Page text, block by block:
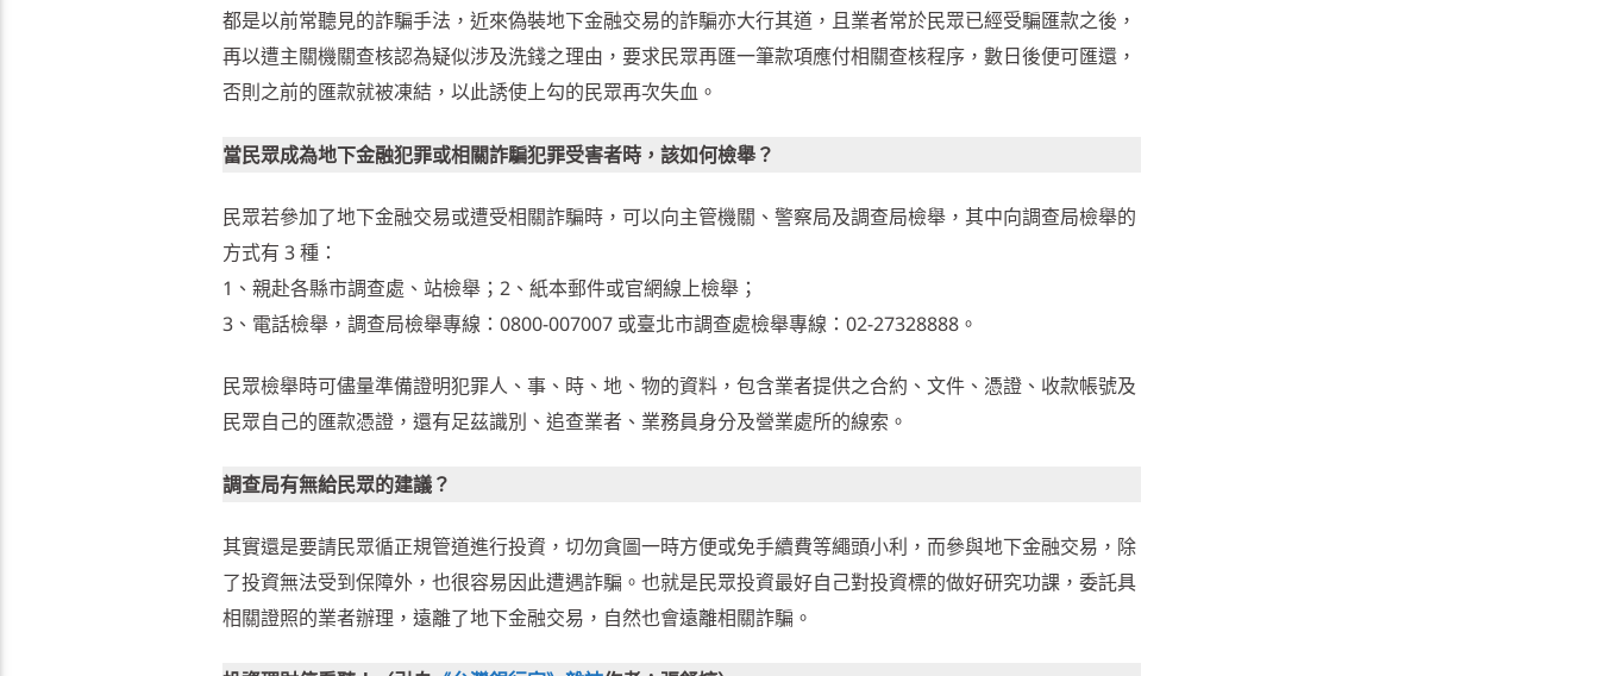
都是以前常聽見的詐騙手法，近來偽裝地下金融交易的詐騙亦大行其道，且業者常於民眾已經受騙匯款之後，
再以遭主關機關查核認為疑似涉及洗錢之理由，要求民眾再匯一筆款項應付相關查核程序，數日後便可匯還，
否則之前的匯款就被凍結，以此誘使上勾的民眾再次失血。
當民眾成為地下金融犯罪或相關詐騙犯罪受害者時，該如何檢舉？
民眾若參加了地下金融交易或遭受相關詐騙時，可以向主管機關、警察局及調查局檢舉，其中向調查局檢舉的
方式有 3 種：
1、親赴各縣市調查處、站檢舉；2、紙本郵件或官網線上檢舉；
3、電話檢舉，調查局檢舉專線：0800-007007 或臺北市調查處檢舉專線：02-27328888。
民眾檢舉時可儘量準備證明犯罪人、事、時、地、物的資料，包含業者提供之合約、文件、憑證、收款帳號及
民眾自己的匯款憑證，還有足茲識別、追查業者、業務員身分及營業處所的線索。
調查局有無給民眾的建議？
其實還是要請民眾循正規管道進行投資，切勿貪圖一時方便或免手續費等繩頭小利，而參與地下金融交易，除
了投資無法受到保障外，也很容易因此遭遇詐騙。也就是民眾投資最好自己對投資標的做好研究功課，委託具
相關證照的業者辦理，遠離了地下金融交易，自然也會遠離相關詐騙。